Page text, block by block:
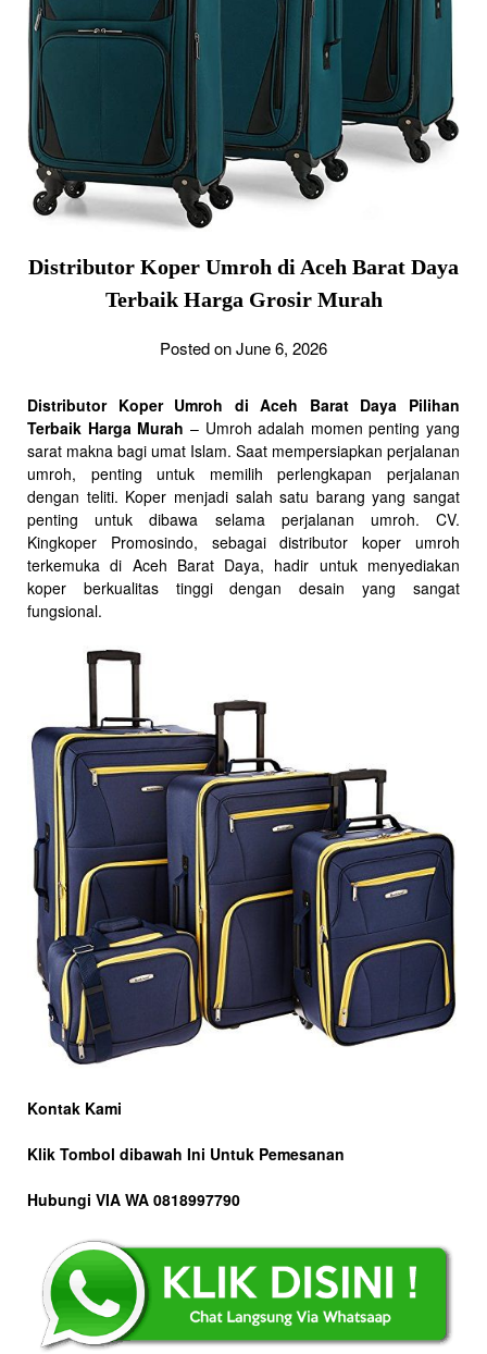
Distributor Koper Umroh di Aceh Barat Daya
Terbaik Harga Grosir Murah
Posted on June 6, 2026
Distributor Koper Umroh di Aceh Barat Daya Pilihan
Terbaik Harga Murah – Umroh adalah momen penting yang
sarat makna bagi umat Islam. Saat mempersiapkan perjalanan
umroh, penting untuk memilih perlengkapan perjalanan
dengan teliti. Koper menjadi salah satu barang yang sangat
penting untuk dibawa selama perjalanan umroh. CV.
Kingkoper Promosindo, sebagai distributor koper umroh
terkemuka di Aceh Barat Daya, hadir untuk menyediakan
koper berkualitas tinggi dengan desain yang sangat
fungsional.
Kontak Kami
Klik Tombol dibawah Ini Untuk Pemesanan
Hubungi VIA WA 0818997790